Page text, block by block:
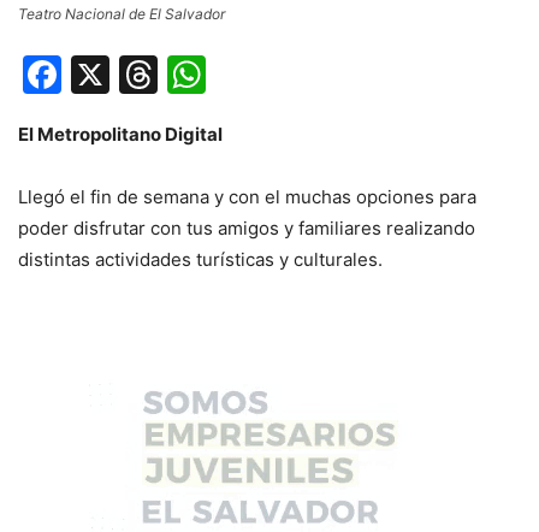
Teatro Nacional de El Salvador
Facebook
X Threads
El Metropolitano Digital
Llegó el fin de semana y con el muchas opciones para
poder disfrutar con tus amigos y familiares realizando
distintas actividades turísticas y culturales.